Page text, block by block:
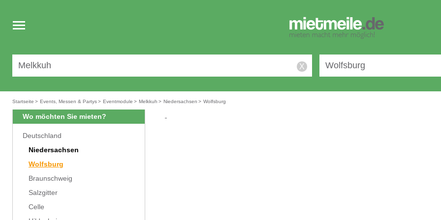
Toggle
navigation
X
Startseite > Events, Messen & Partys> Eventmodule > Melkkuh > Niedersachsen > Wolfsburg
Wo möchten Sie mieten?
Deutschland
Niedersachsen
Wolfsburg
Braunschweig
Salzgitter
Celle